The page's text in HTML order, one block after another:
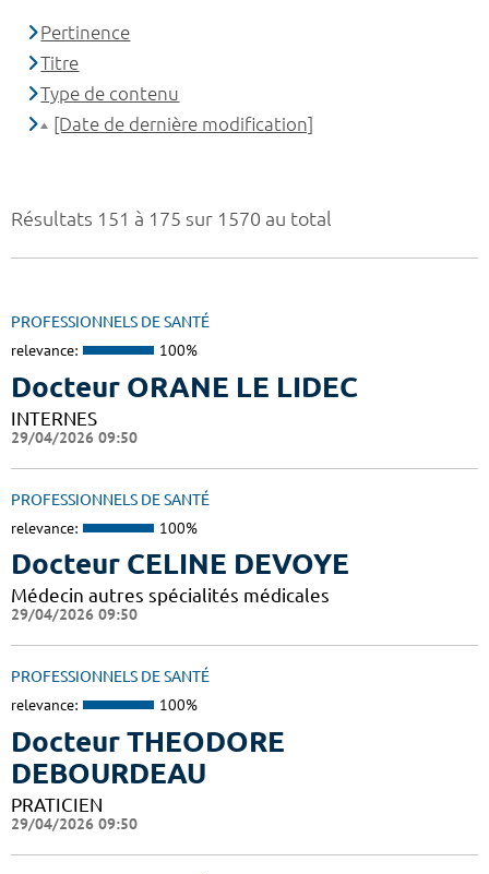
Résultats 151 à 175 sur 1570 au total
PROFESSIONNELS DE SANTÉ
relevance: 100%
Docteur ORANE LE LIDEC
INTERNES
29/04/2026 09:50
PROFESSIONNELS DE SANTÉ
relevance: 100%
Docteur CELINE DEVOYE
Médecin autres spécialités médicales
29/04/2026 09:50
PROFESSIONNELS DE SANTÉ
relevance: 100%
Docteur THEODORE
DEBOURDEAU
PRATICIEN
29/04/2026 09:50
Pertinence
Titre
Type de contenu
[Date de dernière modification]